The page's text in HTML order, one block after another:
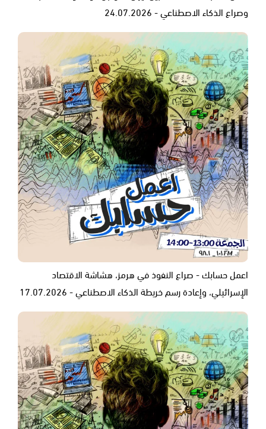
وصراع الذكاء الاصطناعي - 24.07.2026
اعمل حسابك - صراع النفوذ في هرمز، هشاشة الاقتصاد
الإسرائيلي، وإعادة رسم خريطة الذكاء الاصطناعي - 17.07.2026